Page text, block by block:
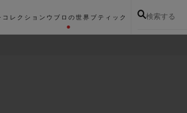
コレクション ウブロの世界 ブティック 検索する